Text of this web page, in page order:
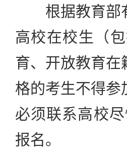
根据教育部有
高校在校生（
育、开放教育在
格的考生不得参
必须联系高校
报名。